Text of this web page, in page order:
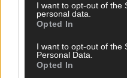
I want to opt-out of the
personal data.
Opted In
I want to opt-out of the
Personal Data.
Opted In